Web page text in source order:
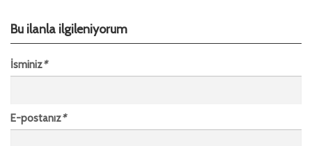
Bu ilanla ilgileniyorum
İsminiz*
E-postanız*